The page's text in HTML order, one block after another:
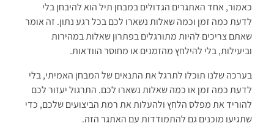
כאמור, אחד האתגרים הגדולים במבחן תיל הוא להיבחן בלי
לדעת כמה זמן וכמה שאלות נשארו לכם בכל רגע נתון. זה אומר
שאתם צריכים להיות מתורגלים בפתרון שאלות במהירות
וביעילות, בלי להילחץ מהזמנים או מחוסר הוודאות.
בערכה שלנו תוכלו לתרגל את התנאים של המבחן האמיתי, בלי
לדעת כמה זמן או כמה שאלות נשארו לכם. התרגול יעזור לכם
להוריד את מפלס הלחץ ולהעלות את רמת הביצועים שלכם, כדי
שתגיעו מוכנים גם להתמודדות עם האתגר הזה.